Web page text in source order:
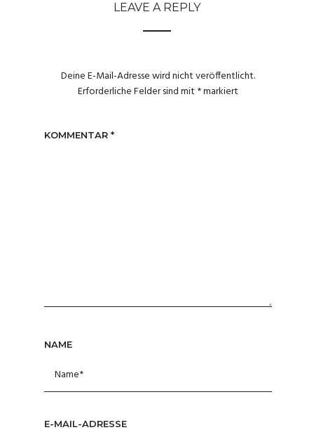
LEAVE A REPLY
Deine E-Mail-Adresse wird nicht veröffentlicht.
Erforderliche Felder sind mit *markiert
KOMMENTAR *
NAME
E-MAIL-ADRESSE